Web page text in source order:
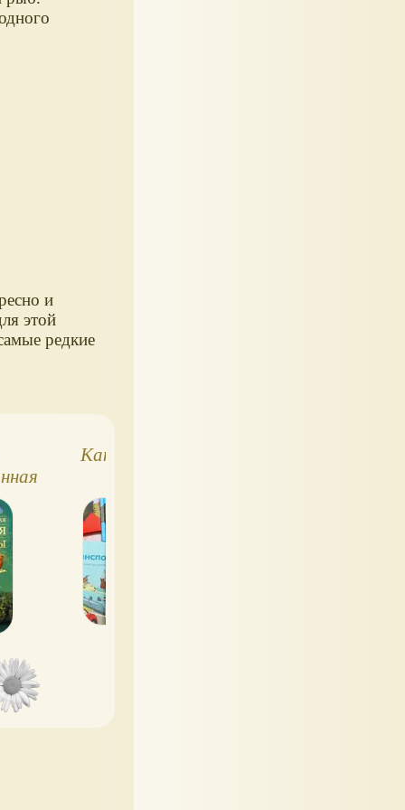
и
этой
редкие
Как все устроено
обновлённая версия
энциклопедии